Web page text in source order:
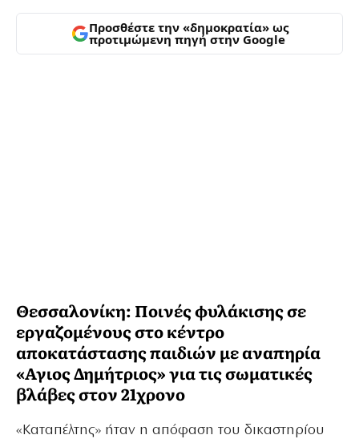
Προσθέστε την «δημοκρατία» ως
προτιμώμενη πηγή στην Google
Θεσσαλονίκη: Ποινές φυλάκισης σε
εργαζομένους στο κέντρο
αποκατάστασης παιδιών με αναπηρία
«Αγιος Δημήτριος» για τις σωματικές
βλάβες στον 21χρονο
«Καταπέλτης» ήταν η απόφαση του δικαστηρίου